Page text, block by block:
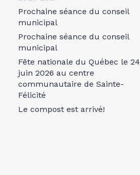
Prochaine séance du conseil
municipal
Prochaine séance du conseil
municipal
Fête nationale du Québec le 24
juin 2026 au centre
communautaire de Sainte-
Félicité
Le compost est arrivé!